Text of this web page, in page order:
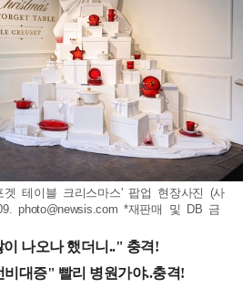
겟 테이블 크리스마스' 팝업 현장사진 (사
photo@newsis.com *재판매 및 DB 금